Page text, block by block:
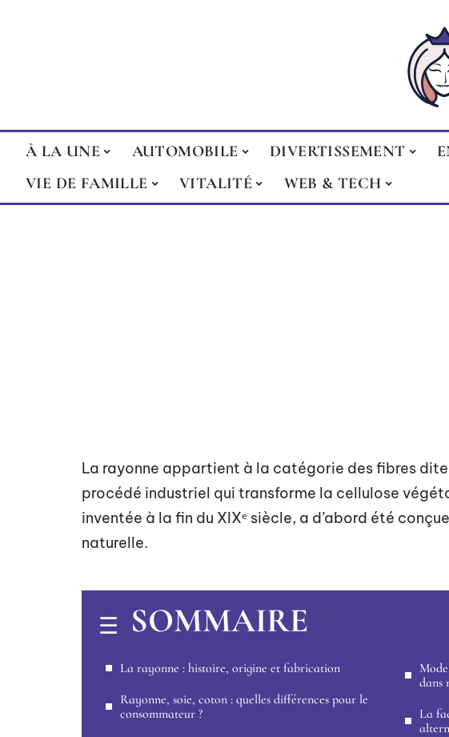
À LA UNE AUTOMOBILE DIVERTISSEMENT
VIE DE FAMILLE
VITALITÉ WEB & TECH
La rayonne appartient à la catégorie des fibres
procédé industriel qui transforme la cellulose
inventée à la fin du XIXᵉ siècle, a d’abord été
naturelle.
SOMMAIRE
La rayonne : histoire, origine et fabrication
Rayonne, soie, coton : quelles différences pour le
consommateur ?
dans
La